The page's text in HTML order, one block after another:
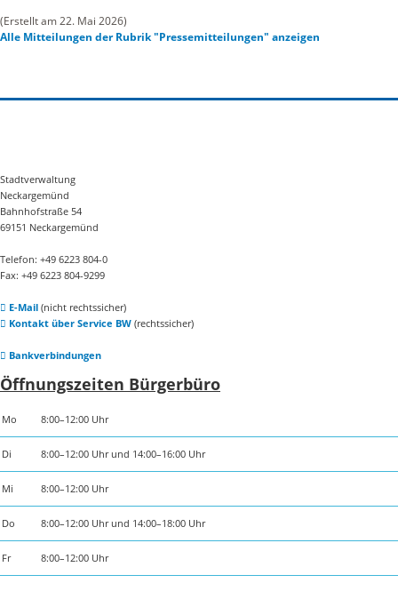
(Erstellt am 22. Mai 2026)
Alle Mitteilungen der Rubrik "Pressemitteilungen" anzeigen
Stadtverwaltung
Neckargemünd
Bahnhofstraße 54
69151 Neckargemünd
Telefon: +49 6223 804-0
Fax: +49 6223 804-9299
E-Mail(nicht rechtssicher)
Kontakt über Service BW(rechtssicher)
Bankverbindungen
Öffnungszeiten Bürgerbüro
Mo 8:00–12:00 Uhr
Di 8:00–12:00 Uhr und 14:00–16:00 Uhr
Mi 8:00–12:00 Uhr
Do 8:00–12:00 Uhr und 14:00–18:00 Uhr
Fr 8:00–12:00 Uhr